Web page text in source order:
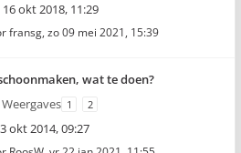
okt 2018, 11:29
fransg, zo 09 mei 2021, 15:39
wat te doen?
1 2
okt 2014, 09:27